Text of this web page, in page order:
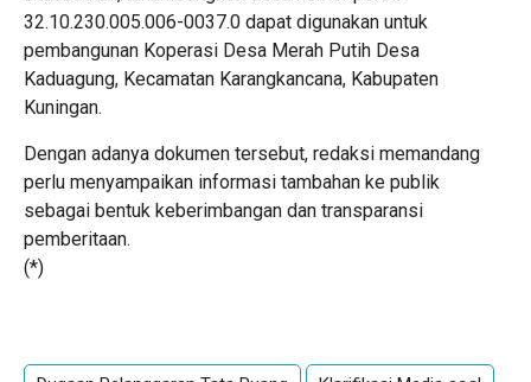
32.10.230.005.006-0037.0 dapat digunakan untuk
pembangunan Koperasi Desa Merah Putih Desa
Kaduagung, Kecamatan Karangkancana, Kabupaten
Kuningan.
Dengan adanya dokumen tersebut, redaksi memandang
perlu menyampaikan informasi tambahan ke publik
sebagai bentuk keberimbangan dan transparansi
pemberitaan.
(*)